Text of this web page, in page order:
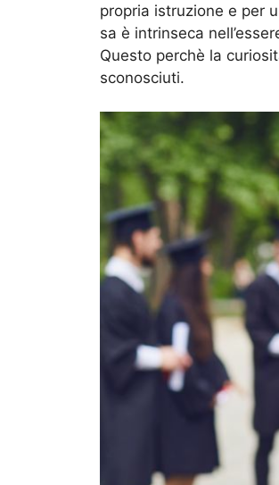
propria istruzione e per
sa è intrinseca
Questo perchè la
sconosciuti.